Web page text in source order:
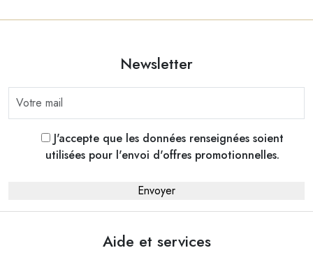
Aide et services
Newsletter
J'accepte que les données renseignées soient
utilisées pour l'envoi d'offres promotionnelles.